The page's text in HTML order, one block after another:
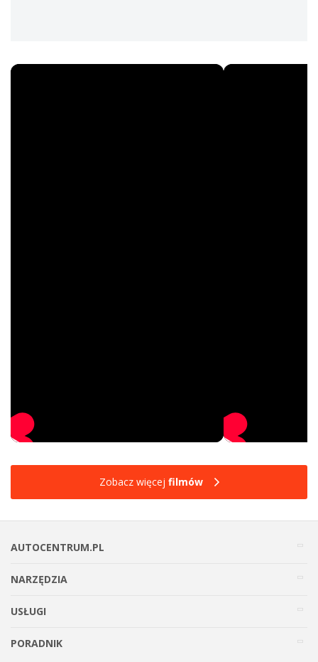
Zobacz więcej filmów
AUTOCENTRUM.PL
NARZĘDZIA
USŁUGI
PORADNIK